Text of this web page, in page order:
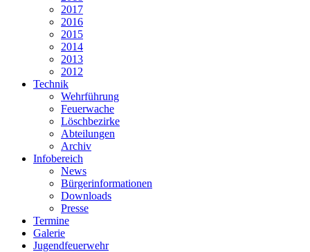
2017
2016
2015
2014
2013
2012
Technik
Wehrführung
Feuerwache
Löschbezirke
Abteilungen
Archiv
Infobereich
News
Bürgerinformationen
Downloads
Presse
Termine
Galerie
Jugendfeuerwehr